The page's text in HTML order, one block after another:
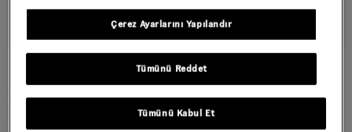
MTE ULTRARANGE NEO VR3 AYAKKABI
Style : VN000BCEM2T1
3.899,40 TL 6.499,00 TL
Tümünü Reddet
Tümünü Kabul Et
Çerez Ayarlarını Yapılandır